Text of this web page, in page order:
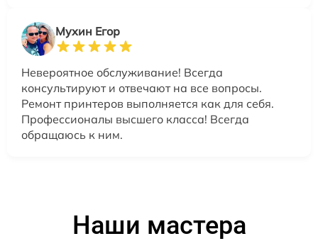
Мухин Егор
Невероятное обслуживание! Всегда
консультируют и отвечают на все вопросы.
Ремонт принтеров выполняется как для себя.
Профессионалы высшего класса! Всегда
обращаюсь к ним.
Наши мастера